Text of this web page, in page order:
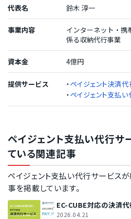
代表名 鈴木 淳一
事業内容
インターネット・携
係る収納代行事業
資本金 4億円
提供サービス ・ ペイジェント決済
・ ペイジェント支払
ペイジェント支払い代行サ
ている関連記事
ペイジェント支払い代行サービス
事を掲載しています。
EC-CUBE対応の決済
2026.04.21